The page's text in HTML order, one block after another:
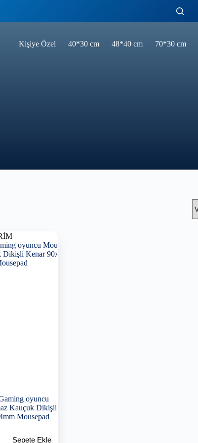
Kişiye Özel 40*30 cm 48*40 cm 70*30 cm
oyuncu
Kauçuk Dikişli
Mousepad
Sepete Ekle